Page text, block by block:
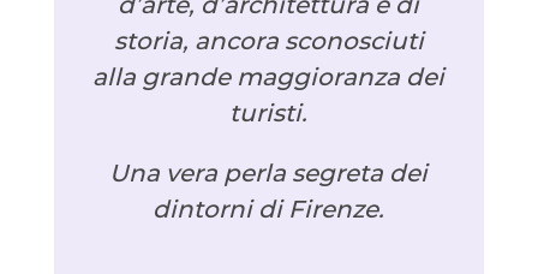
storia, ancora sconosciuti
alla grande maggioranza dei
turisti.
Una vera perla segreta dei
dintorni di Firenze.